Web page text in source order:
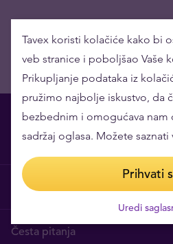
O nama
Česta pitanja
Tavex koristi kolačiće kako bi
veb stranice i poboljšao Vaše
Prikupljanje podataka iz
pružimo najbolje iskustvo, da
bezbednim i omogućava nam
sadržaj oglasa. Možete saznati
Prihvati
Uredi